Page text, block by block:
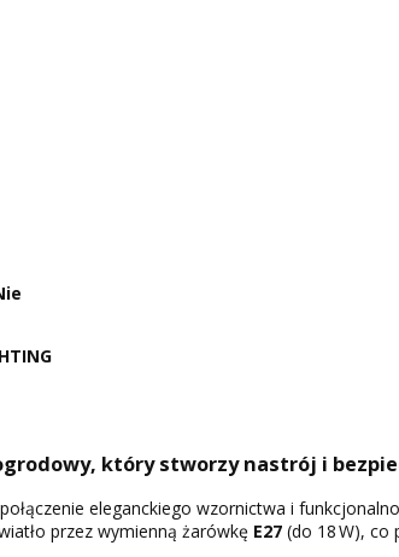
ogrodowy, który stworzy nastrój i
eleganckiego wzornictwa i
przez wymienną żarówkę E27(do 18 W), co